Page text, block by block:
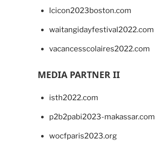
lcicon2023boston.com
waitangidayfestival2022.com
vacancesscolaires2022.com
MEDIA PARTNER II
isth2022.com
p2b2pabi2023-makassar.com
wocfparis2023.org